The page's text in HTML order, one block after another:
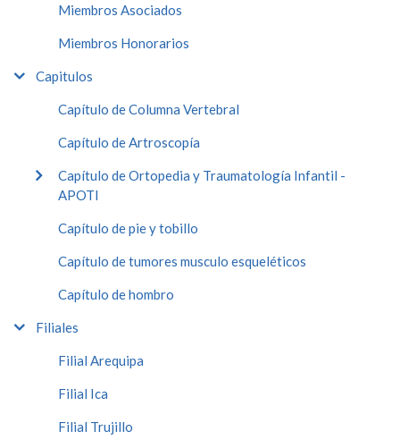
Miembros Asociados
Miembros Honorarios
Capitulos
Capítulo de Columna Vertebral
Capítulo de Artroscopía
Capítulo de Ortopedia y Traumatología Infantil -
APOTI
Capítulo de pie y tobillo
Capítulo de tumores musculo esqueléticos
Capítulo de hombro
Filiales
Filial Arequipa
Filial Ica
Filial Trujillo